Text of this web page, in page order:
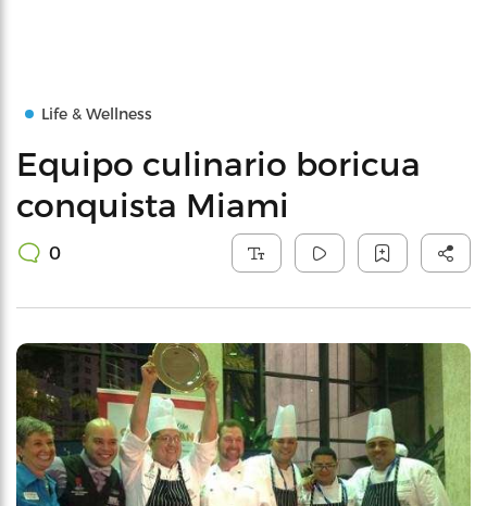
Life & Wellness
Equipo culinario boricua
conquista Miami
0